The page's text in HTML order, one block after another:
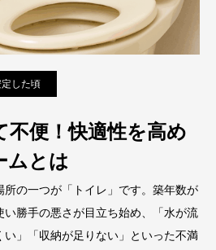
した頃
不便！快適性を高め
ムとは
の一つが「トイレ」です。築年数が
勝手の悪さが目立ち始め、「水が流
」「収納が足りない」といった不満